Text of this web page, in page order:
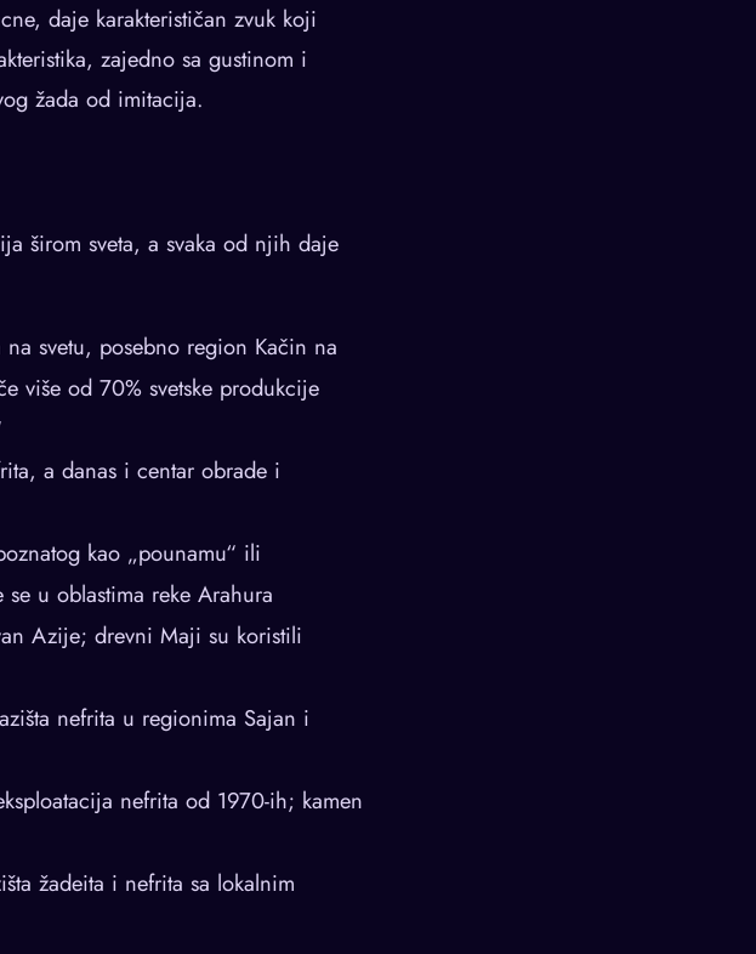
daje karakterističan zvuk koji
zajedno sa gustinom i
žada od imitacija.
širom sveta, a svaka od njih daje
svetu, posebno region Kačin na
više od 70% svetske produkcije
a danas i centar obrade i
kao „pounamu“ ili
se u oblastima reke Arahura
Azije; drevni Maji su koristili
nefrita u regionima Sajan i
nefrita od 1970-ih; kamen
žadeita i nefrita sa lokalnim